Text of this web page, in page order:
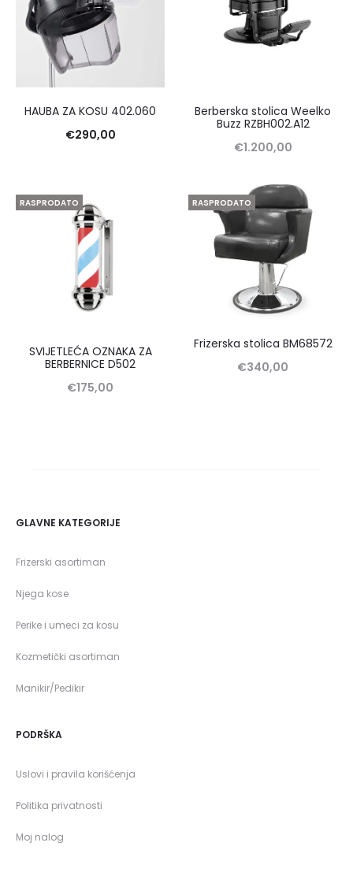
HAUBA ZA KOSU 402.060
€290,00
Berberska stolica Weelko
Buzz RZBH002.A12
€1.200,00
RASPRODATO
SVIJETLEĆA OZNAKA ZA
BERBERNICE D502
€175,00
RASPRODATO
Frizerska stolica BM68572
€340,00
GLAVNE KATEGORIJE
Frizerski asortiman
Njega kose
Perike i umeci za kosu
Kozmetički asortiman
Manikir/Pedikir
PODRŠKA
Uslovi i pravila korišćenja
Politika privatnosti
Moj nalog